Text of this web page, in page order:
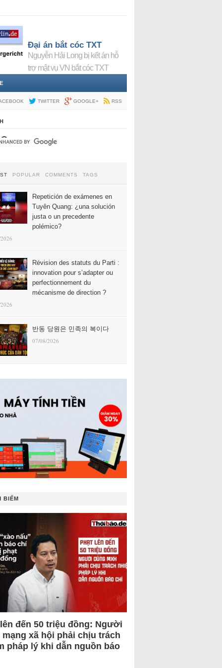
Đại án bắt cóc TXT
Nguyễn Hải Long bị kết án hỗ
trợ mật vụ VN bắt cóc TXT
TWITTER GOOGLE+ RSS
POPULAR COMMENTS TAGS
Repetición de exámenes en
Tuyên Quang: ¿una solución
justa o un precedente
polémico?
Révision des statuts du Parti :
innovation pour s’adapter ou
perfectionnement du
mécanisme de direction ?
반동 당원은 민족의 복이다
07/08/2026
BIẾM
đến 50 triệu đồng: Người
mạng xã hội phải chịu trách
pháp lý khi dẫn nguồn báo